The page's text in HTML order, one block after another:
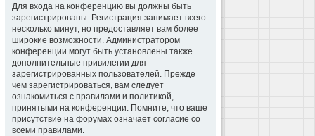
Для входа на конференцию вы должны быть
зарегистрированы. Регистрация занимает всего
несколько минут, но предоставляет вам более
широкие возможности. Администратором
конференции могут быть установлены также
дополнительные привилегии для
зарегистрированных пользователей. Прежде
чем зарегистрироваться, вам следует
ознакомиться с правилами и политикой,
принятыми на конференции. Помните, что ваше
присутствие на форумах означает согласие со
всеми правилами.